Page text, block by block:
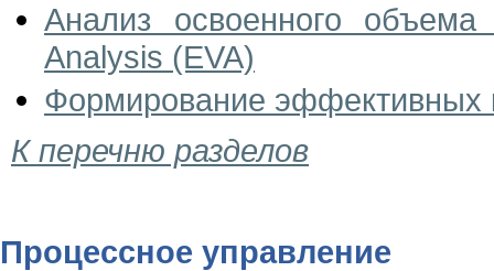
Анализ освоенного
Analysis (EVA)
Формирование эффективных
К перечню разделов
Процессное управление